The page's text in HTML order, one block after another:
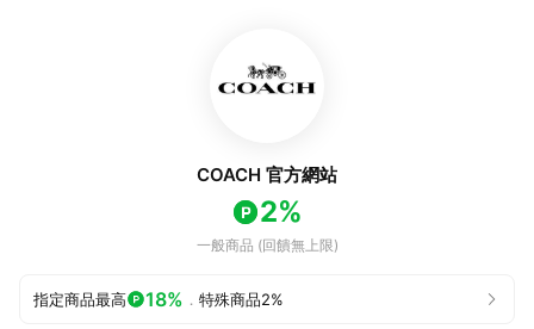
COACH 官方網站
2%
一般商品 (回饋無上限)
指定商品最高 18% ． 特殊商品2%